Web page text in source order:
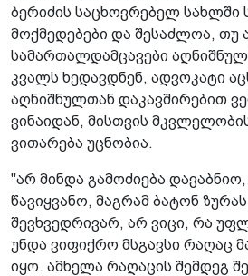
ბერიძის საცხოვრებელ სახლში
მოქმედებები და შესაძლოა, თუ
სამართალდამცავები
კვალს ხედავდნენ, ადვოკატი
აღნიშნულთან დაკავშირებით
ვინაიდან, მისთვის
ვითარება უცნობია.
"არ მინდა გამოძიება დავაბნიო,
წავიყვანო, მაგრამ ბატონ
შევხვედრივარ, არ ვიცი, რა
უნდა ვიფიქრო მსგავსი რაღაც
იყო. ამხელა რაღაცის შემდეგ